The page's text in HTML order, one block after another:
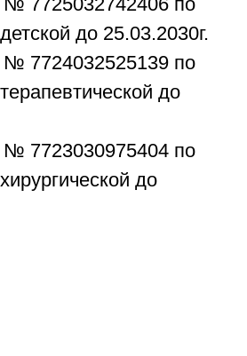
до 25.03.2030г.
№ 7724032525139 по
до
№ 7723030975404 по
до